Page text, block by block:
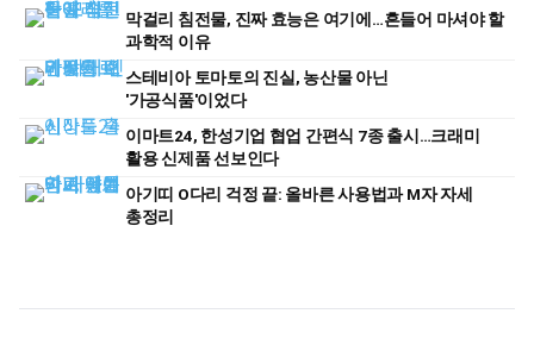
막걸리 침전물, 진짜 효능은 여기에…흔들어 마셔야 할
과학적 이유
스테비아 토마토의 진실, 농산물 아닌
'가공식품'이었다
이마트24, 한성기업 협업 간편식 7종 출시…크래미
활용 신제품 선보인다
아기띠 O다리 걱정 끝: 올바른 사용법과 M자 자세
총정리